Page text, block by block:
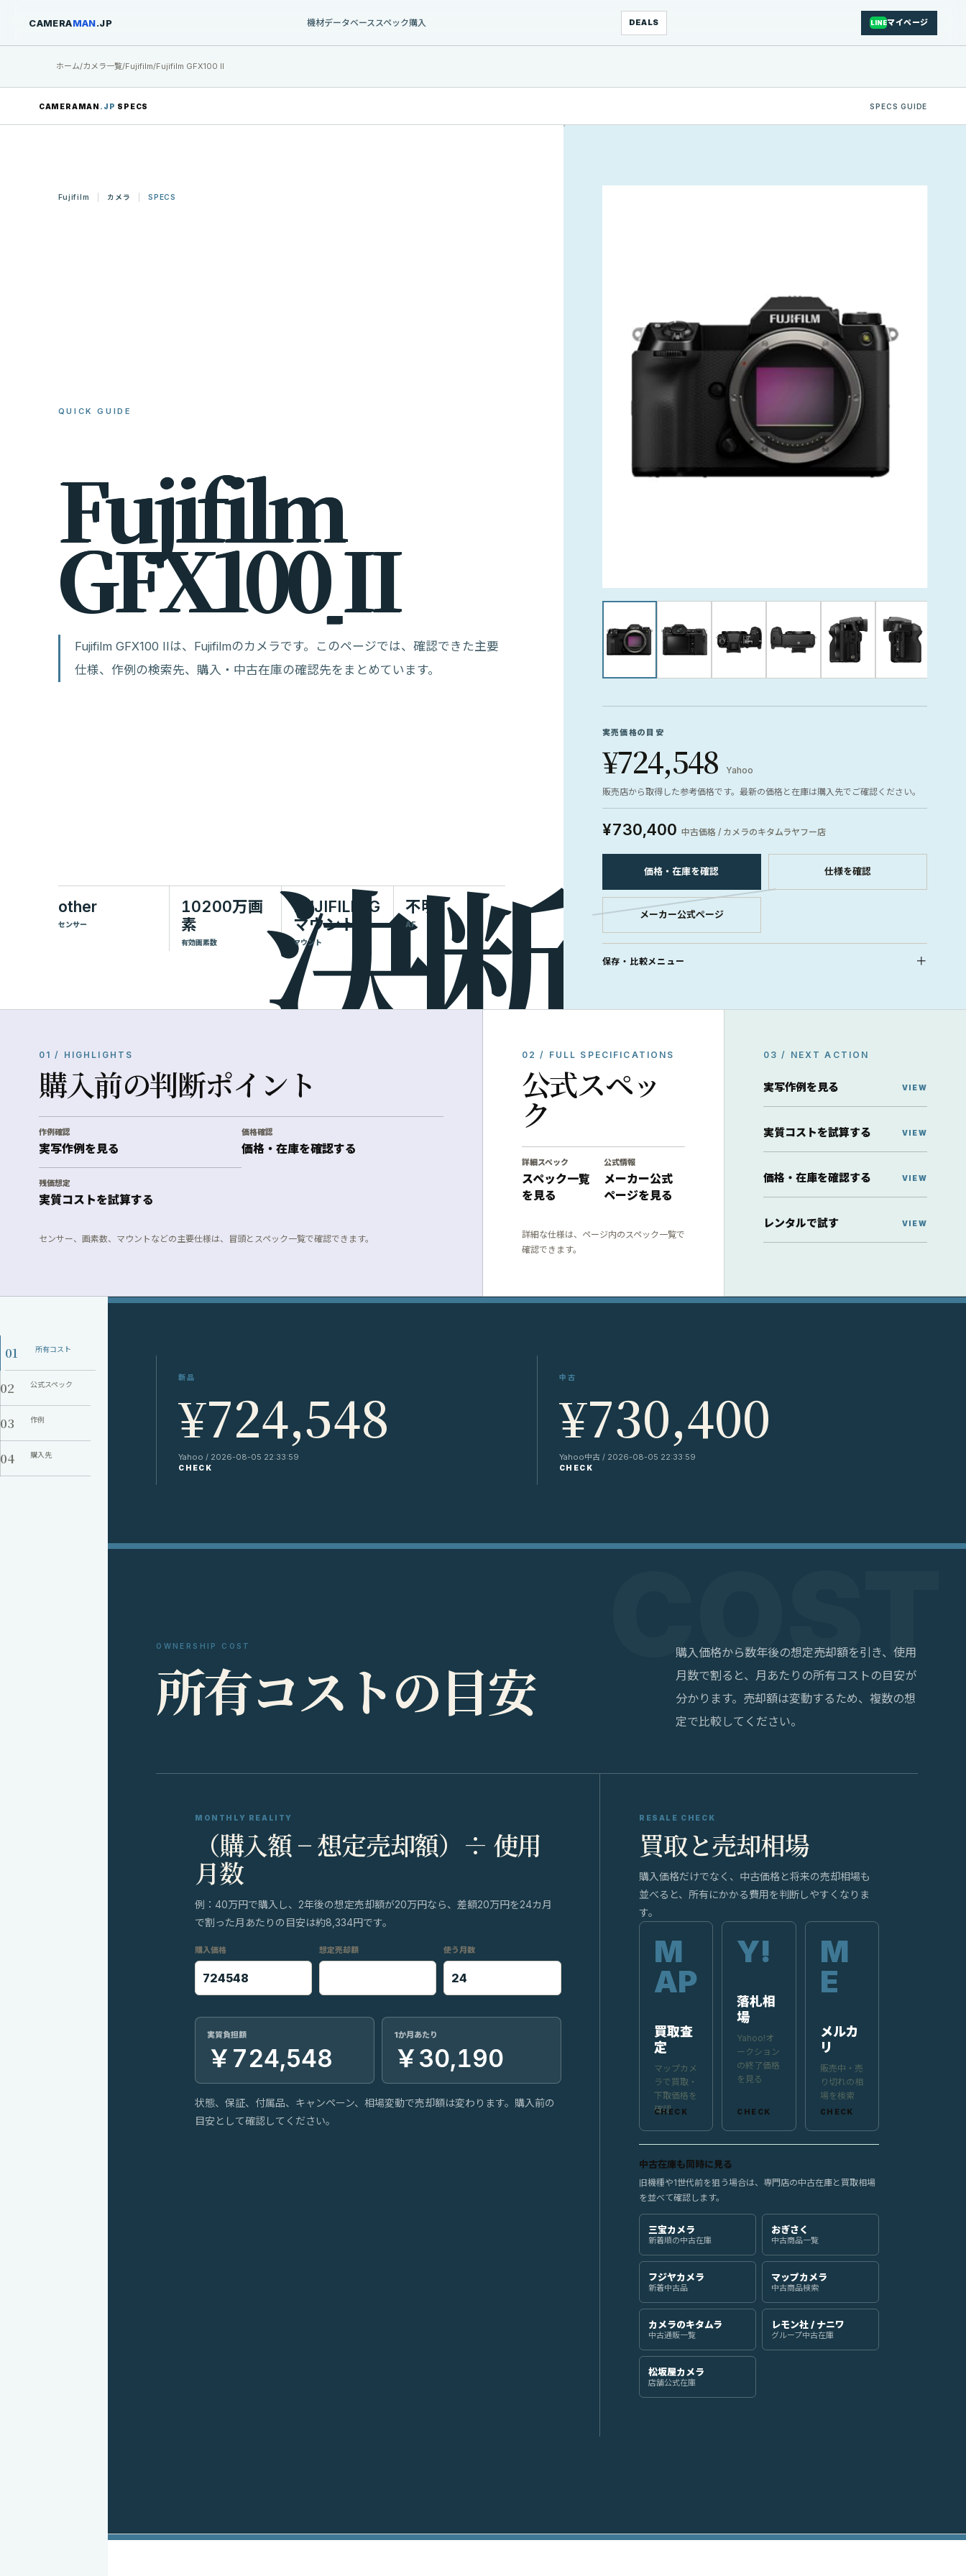
CAMERAMAN.JP 機材データベーススペック購入 DEALS LINEマイページ
ホーム/カメラ一覧/Fujifilm/Fujifilm GFX100 II
CAMERAMAN .JP SPECS SPECS GUIDE
Fujifilm カメラ SPECS
QUICK GUIDE
Fujifilm
GFX100II
Fujifilm GFX100 IIは、Fujifilmのカメラです。このページでは、確認できた主要
仕様、作例の検索先、購入・中古在庫の確認先をまとめています。
other
センサー
10200万画
素
有効画素数
FUJIFILM G
マウント
マウント
不明
AF
実売価格の目安
¥724,548
Yahoo
販売店から取得した参考価格です。最新の価格と在庫は購入先でご確認ください。
¥730,400 中古価格 / カメラのキタムラヤフー店
価格・在庫を確認 仕様を確認
メーカー公式ページ
保存・比較メニュー
01 / HIGHLIGHTS
購入前の判断ポイント
作例確認
実写作例を見る
価格確認
価格・在庫を確認する
残価想定
実質コストを試算する
センサー、画素数、マウントなどの主要仕様は、冒頭とスペック一覧で確認できます。
02 / FULL SPECIFICATIONS
公式スペッ
ク
詳細スペック
スペック一覧
を見る
公式情報
メーカー公式
ページを見る
詳細な仕様は、ページ内のスペック一覧で
確認できます。
03 / NEXT ACTION
実写作例を見る
実質コストを試算する
価格・在庫を確認する
レンタルで試す
01 所有コスト
02 公式スペック
03 作例
04 購入先
新品
¥724,548
Yahoo / 2026-08-05 22:33:59
CHECK
中古
¥730,400
Yahoo中古 / 2026-08-05 22:33:59
CHECK
OWNERSHIP COST
所有コス トの目安
購入価格から数年後の想定売却額を引き、使用
月数で割ると、月あたりの所有コストの目安が
分かります。売却額は変動するため、複数の想
定で比較してください。
MONTHLY REALITY
（購入額 − 想定売却額）÷ 使用
月数
例：40万円で購入し、2年後の想定売却額が20万円なら、差額20万円を24カ月
で割った月あたりの目安は約8,334円です。
購入価格 想定売却額 使う月数
実質負担額
￥724,548
1か月あたり
￥30,190
状態、保証、付属品、キャンペーン、相場変動で売却額は変わります。購入前の
目安として確認してください。
RESALE CHECK
買取と売却相場
購入価格だけでなく、中古価格と将来の売却相場も
並べると、所有にかかる費用を判断しやすくなりま
す。
買取査
定
マップカメ
ラで買取・
下取価格を
確認
落札相
場
Yahoo!オ
ークション
の終了価格
を見る
メルカ
リ
販売中・売
り切れの相
場を検索
中古在庫も同時に見る
旧機種や1世代前を狙う場合は、専門店の中古在庫と買取相場
を並べて確認します。
三宝カメラ
新着順の中古在庫
おぎさく
中古商品一覧
フジヤカメラ
新着中古品
マップカメラ
中古商品検索
カメラのキタムラ
中古通販一覧
レモン社 / ナニワ
グループ中古在庫
松坂屋カメラ
店舗公式在庫